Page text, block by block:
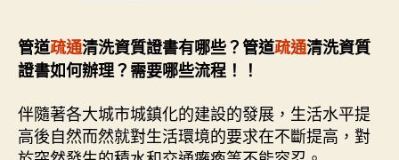
管道疏通清洗資質證書有哪些？管道疏通清洗資質
證書如何辦理？需要哪些流程！！
伴隨著各大城市城鎮化的建設的發展，生活水平提
高後自然而然就對生活環境的要求在不斷提高，對